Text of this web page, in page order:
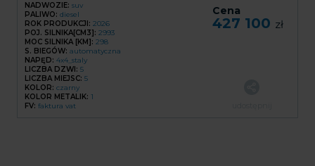
NADWOZIE: suv
PALIWO: diesel
ROK PRODUKCJI: 2026
POJ. SILNIKA[CM3]: 2993
MOC SILNIKA [KM]: 298
S. BIEGÓW: automatyczna
NAPĘD: 4x4_staly
LICZBA DZWI: 5
LICZBA MIEJSC: 5
KOLOR: czarny
KOLOR METALIK: 1
FV: faktura vat
Cena
427 100 zł